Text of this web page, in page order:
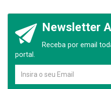
Newsletter
Receba por email
portal.